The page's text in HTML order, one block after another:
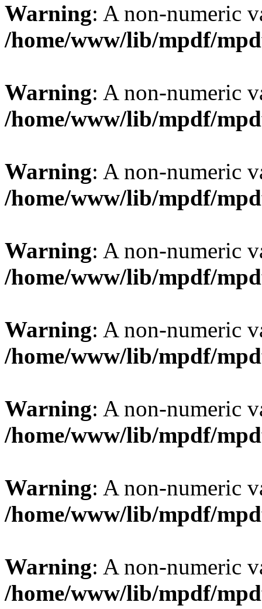
Warning: A non-numeric
/home/www/lib/mpdf/
Warning: A non-numeric
/home/www/lib/mpdf/
Warning: A non-numeric
/home/www/lib/mpdf/
Warning: A non-numeric
/home/www/lib/mpdf/
Warning: A non-numeric
/home/www/lib/mpdf/
Warning: A non-numeric
/home/www/lib/mpdf/
Warning: A non-numeric
/home/www/lib/mpdf/
Warning: A non-numeric
/home/www/lib/mpdf/